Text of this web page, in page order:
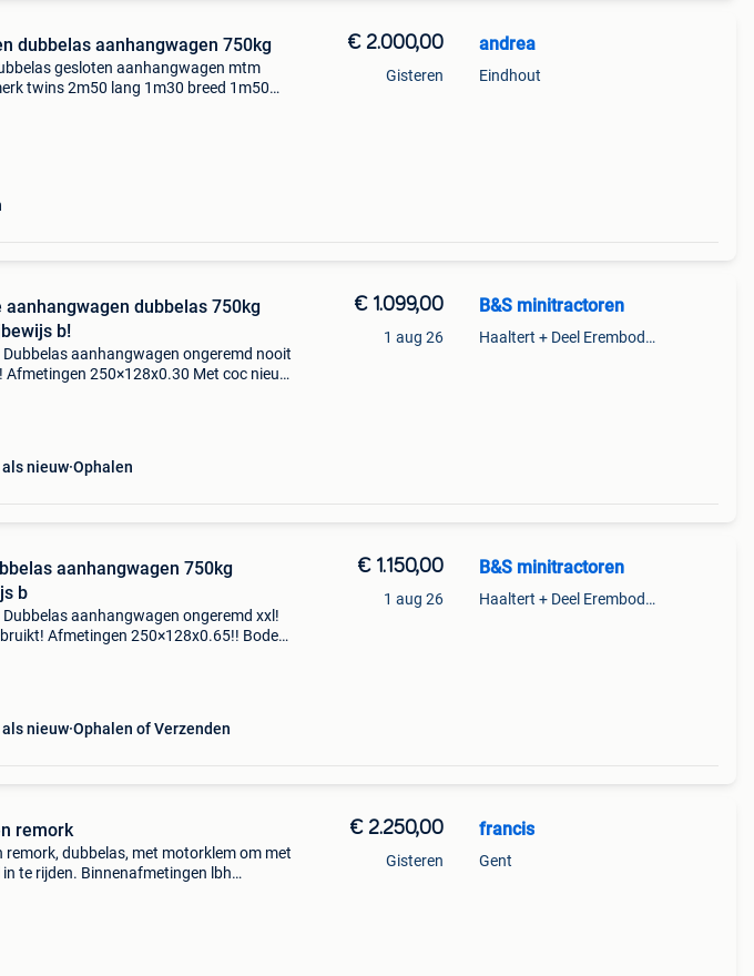
dubbelas aanhangwagen 750kg
gesloten aanhangwagen mtm
twins 2m50 lang 1m30 breed 1m50
€ 2.000,00
Gisteren
andrea
Eindhout
aanhangwagen dubbelas 750kg
b!
Dubbelas aanhangwagen ongeremd nooit
Afmetingen 250×128x0.30 Met coc nieuw
nieuw Ophalen
€ 1.099,00
1 aug 26
B&S minitractoren
Haaltert + Deel Erembodegem
aanhangwagen 750kg
b
Dubbelas aanhangwagen ongeremd xxl!
Afmetingen 250×128x0.65!! Bodem
nieuw Ophalen of Verzenden
€ 1.150,00
1 aug 26
B&S minitractoren
Haaltert + Deel Erembodegem
remork
remork, dubbelas, met motorklem om met
te rijden. Binnenafmetingen lbh
€ 2.250,00
Gisteren
francis
Gent